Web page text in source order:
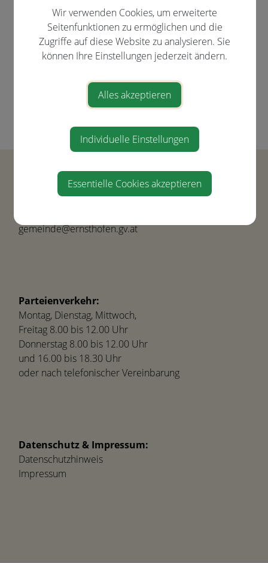
Abgaben
Formulare
Melde-Service
Bildungsangebote
Abfallservice
Gemeinde Ernsthofen
Hauptstraße 21
4432 Ernsthofen
gemeinde@ernsthofen.gv.at
Parteienverkehr:
Montag, Dienstag, Mittwoch,
Freitag 8.00 bis 12.00 Uhr
Donnerstag 8.00 bis 12.00 Uhr
und 16.00 bis 18.30 Uhr
oder nach telefonischer Vereinbarung
Datenschutz & Impressum:
Datenschutzhinweis
Impressum
Wir verwenden Cookies, um erweiterte
Seitenfunktionen zu ermöglichen und die
Zugriffe auf diese Website zu analysieren. Sie
können Ihre Einstellungen jederzeit ändern.
Alles akzeptieren
Individuelle Einstellungen
Essentielle Cookies akzeptieren